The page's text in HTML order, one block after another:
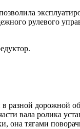
рулевого
разной дорожной
вала ролика
она тягами